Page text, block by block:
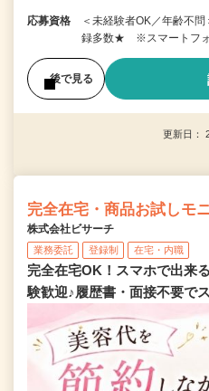
応募資格
＜未経験者OK／年齢不
録多数★ ※スマートフォ
後で見る
更新日：
完全在宅・商品お試しモ
株式会社ビサーチ
業務委託 登録制 在宅・内職
完全在宅OK！スマホで出来
験歓迎♪履歴書・面接不要で